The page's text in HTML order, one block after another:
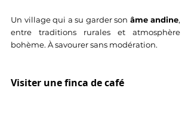
Un village qui a su garder son âme andine,
entre traditions rurales et atmosphère
bohème. À savourer sans modération.
Visiter une finca de café